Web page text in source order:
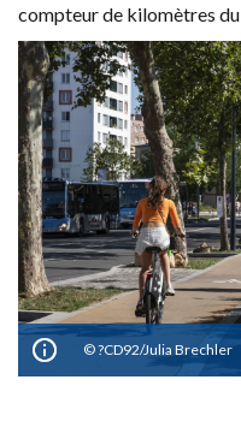
compteur de kilomètres
?CD92/Julia Brechler